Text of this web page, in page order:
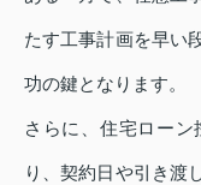
たす工事計画を早い
功の鍵となります。
さらに、住宅ロー
り、契約日や引き渡